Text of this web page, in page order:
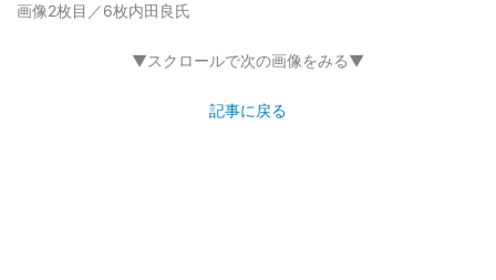
画像2枚目／6枚内田良氏
▼スクロールで次の画像をみる▼
記事に戻る